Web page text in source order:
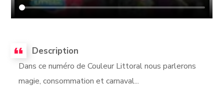
Description
Dans ce numéro de Couleur Littoral nous parlerons
magie, consommation et carnaval...